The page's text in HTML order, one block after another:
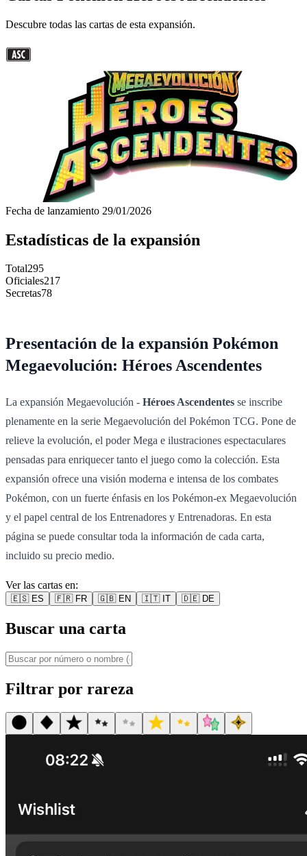
Descubre todas las cartas de esta expansión.
Fecha de lanzamiento 29/01/2026
Estadísticas de la expansión
Total295
Oficiales217
Secretas78
Presentación de la expansión Pokémon
Megaevolución: Héroes Ascendentes
La expansión Megaevolución - Héroes Ascendentes se inscribe
plenamente en la serie Megaevolución del Pokémon TCG. Pone de
relieve la evolución, el poder Mega e ilustraciones espectaculares
pensadas para enriquecer tanto el juego como la colección. Esta
expansión ofrece una visión moderna e intensa de los combates
Pokémon, con un fuerte énfasis en los Pokémon-ex Megaevolución
y el papel central de los Entrenadores y Entrenadoras. En esta
página se puede consultar toda la información de cada carta,
incluido su precio medio.
Ver las cartas en:
🇪🇸ES 🇫🇷FR 🇬🇧EN 🇮🇹IT 🇩🇪DE
Buscar una carta
Filtrar por rareza